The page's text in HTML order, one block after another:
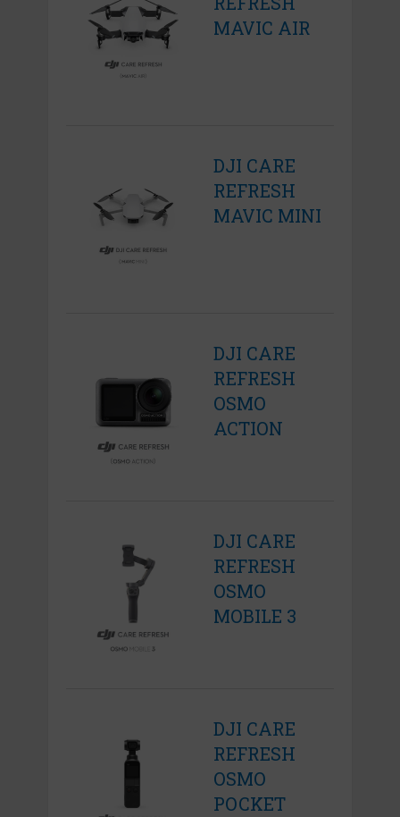
MAVIC AIR
DJI CARE
REFRESH
MAVIC MINI
DJI CARE
REFRESH
OSMO
ACTION
DJI CARE
REFRESH
OSMO
MOBILE 3
DJI CARE
REFRESH
OSMO
POCKET